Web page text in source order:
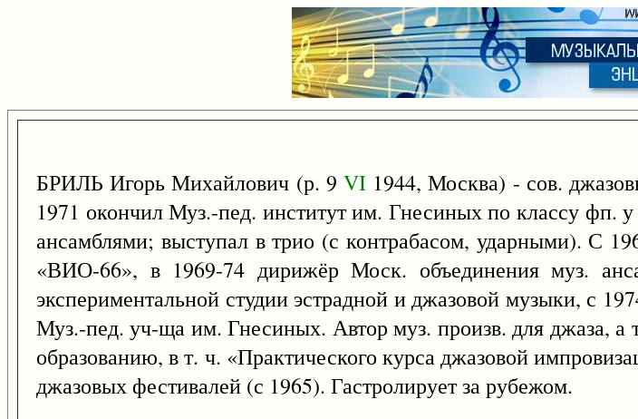
БРИЛЬ Игорь Михайлович (р. 9 VI 1944, Москва) - сов.
1971 окончил Муз.-пед. институт им. Гнесиных по классу фп.
ансамблями; выступал в трио (с контрабасом, ударными). С
«ВИО-66», в 1969-74 дирижёр Моск. объединения муз.
экспериментальной студии эстрадной и джазовой музыки, с
Муз.-пед. уч-ща им. Гнесиных. Автор муз. произв. для джаза, а
образованию, в т. ч. «Практического курса джазовой
джазовых фестивалей (с 1965). Гастролирует за рубежом.